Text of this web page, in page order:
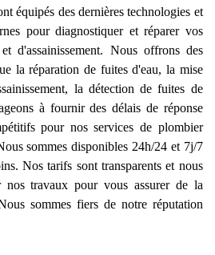
équipés des dernières technologies et
pour diagnostiquer et réparer vos
d'assainissement. Nous offrons des
la réparation de fuites d'eau, la mise
la détection de fuites de
à fournir des délais de réponse
pour nos services de plombier
sommes disponibles 24h/24 et 7j/7
Nos tarifs sont transparents et nous
nos travaux pour vous assurer de la
sommes fiers de notre réputation